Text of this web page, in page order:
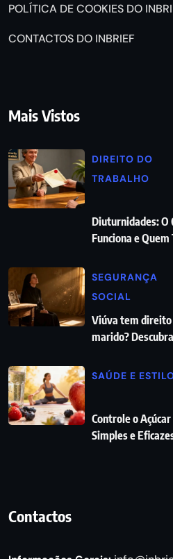
POLÍTICA DE COOKIES DO
CONTACTOS DO INBRIEF
Mais Vistos
DIREITO DO
TRABALHO
Diuturnidades: O
Funciona e
SEGURANÇA
SOCIAL
Viúva tem
marido?
SAÚDE E
Controle o
Simples e
Contactos